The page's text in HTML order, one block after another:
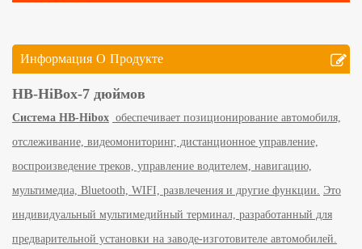
Информация О Продукте
HB-HiBox-7 дюймов
Система HB-Hibox обеспечивает позиционирование автомобиля,
отслеживание, видеомониторинг, дистанционное управление,
воспроизведение треков, управление водителем, навигацию,
мультимедиа, Bluetooth, WIFI, развлечения и другие функции. Это
индивидуальный мультимедийный терминал, разработанный для
предварительной установки на заводе-изготовителе автомобилей.